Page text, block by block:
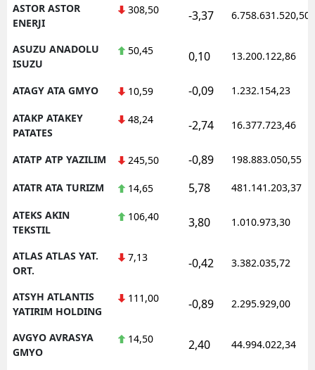
ASTOR ASTOR
ENERJI
308,50 -3,37 6.758.631.520,50
ASUZU ANADOLU
ISUZU
50,45 0,10 13.200.122,86
ATAGY ATA GMYO 10,59 -0,09 1.232.154,23
ATAKP ATAKEY
PATATES
48,24 -2,74 16.377.723,46
ATATP ATP YAZILIM 245,50 -0,89 198.883.050,55
ATATR ATA TURIZM 14,65 5,78 481.141.203,37
ATEKS AKIN
TEKSTIL
106,40 3,80 1.010.973,30
ATLAS ATLAS YAT.
ORT.
7,13 -0,42 3.382.035,72
ATSYH ATLANTIS
YATIRIM HOLDING
111,00 -0,89 2.295.929,00
AVGYO AVRASYA
GMYO
14,50 2,40 44.994.022,34